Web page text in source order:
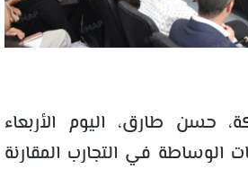
حسن طارق، اليوم الأربعاء
الوساطة في التجارب المقارنة